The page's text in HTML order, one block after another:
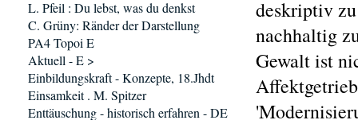
deskriptiv
nachhaltig
Gewalt ist
L. Pfeil : Du lebst, was du denkst
C. Grüny: Ränder der Darstellung
PA4 Topoi E
Aktuell - E >
Einbildungskraft - Konzepte, 18.Jhdt
Einsamkeit . M. Spitzer
Enttäuschung - historisch erfahren - DE